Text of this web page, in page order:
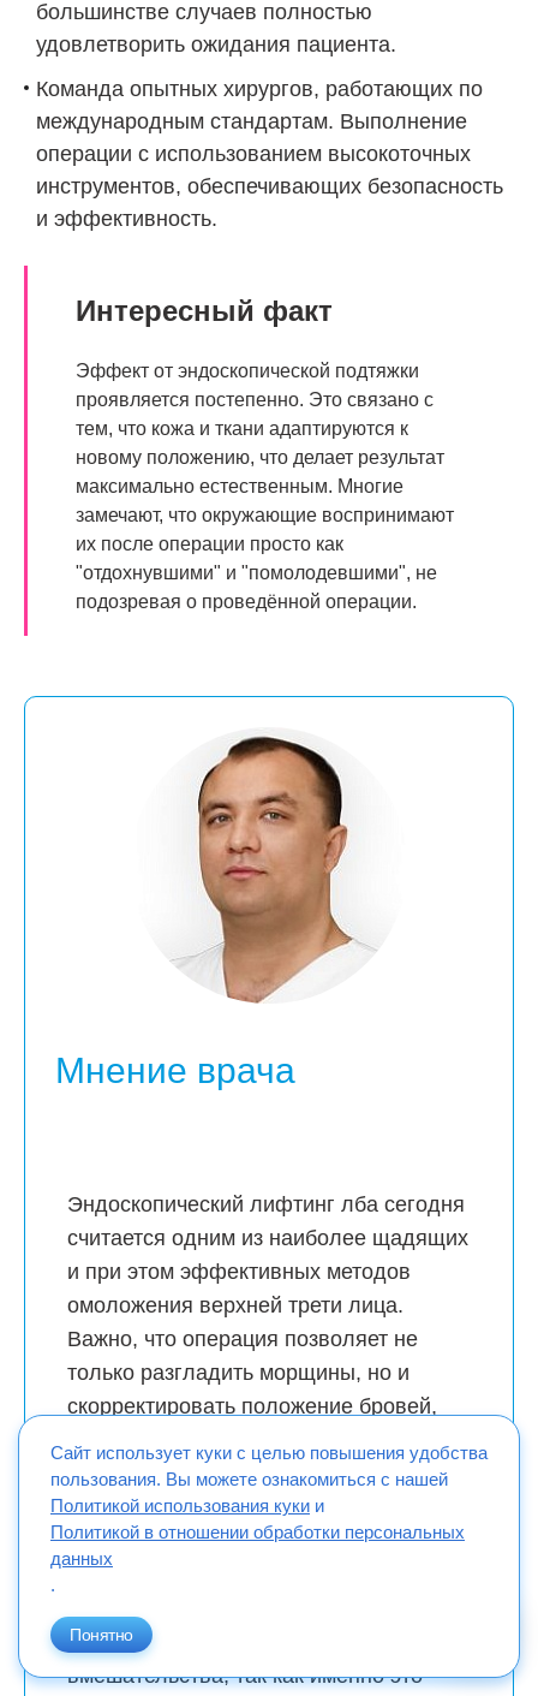
большинстве случаев полностью
удовлетворить ожидания пациента.
Команда опытных хирургов, работающих по
международным стандартам. Выполнение
операции с использованием высокоточных
инструментов, обеспечивающих безопасность
и эффективность.
Интересный факт
Эффект от эндоскопической подтяжки
проявляется постепенно. Это связано с
тем, что кожа и ткани адаптируются к
новому положению, что делает результат
максимально естественным. Многие
замечают, что окружающие воспринимают
их после операции просто как
"отдохнувшими" и "помолодевшими", не
подозревая о проведённой операции.
Мнение врача
Эндоскопический лифтинг лба сегодня
считается одним из наиболее щадящих
и при этом эффективных методов
омоложения верхней трети лица.
Важно, что операция позволяет не
только разгладить морщины, но и
скорректировать положение бровей,
что напрямую влияет на выражение
взгляда. При правильном подборе
показаний результат выглядит
естественно и не меняет
индивидуальные черты лица. В своей
точной диагностике и планированию
вмешательства, так как именно это
Сайт использует куки с целью повышения удобства
пользования. Вы можете ознакомиться с нашей
Политикой использования куки и
Политикой в отношении обработки персональных
данных
.
Понятно